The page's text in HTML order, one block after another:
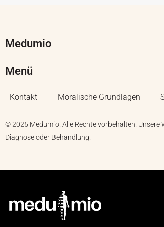
Medumio
Menü
Kontakt Moralische Grundlagen
© 2025 Medumio. Alle Rechte vorbehalten.
Diagnose oder Behandlung.